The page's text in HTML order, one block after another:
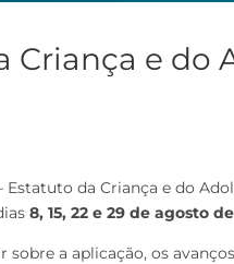
Criança e do
Estatuto da Criança e do
8, 15, 22 e 29 de agosto
a aplicação, os